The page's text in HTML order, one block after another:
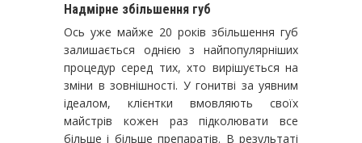
Надмірне збільшення губ
Ось уже майже 20 років збільшення губ
залишається однією з найпопулярніших
процедур серед тих, хто вирішується на
зміни в зовнішності. У гонитві за уявним
ідеалом, клієнтки вмовляють своїх
майстрів кожен раз підколювати все
більше і більше препаратів. В результаті